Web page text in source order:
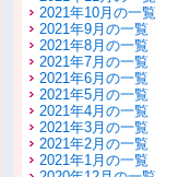
2021年10月の一覧
2021年9月の一覧
2021年8月の一覧
2021年7月の一覧
2021年6月の一覧
2021年5月の一覧
2021年4月の一覧
2021年3月の一覧
2021年2月の一覧
2021年1月の一覧